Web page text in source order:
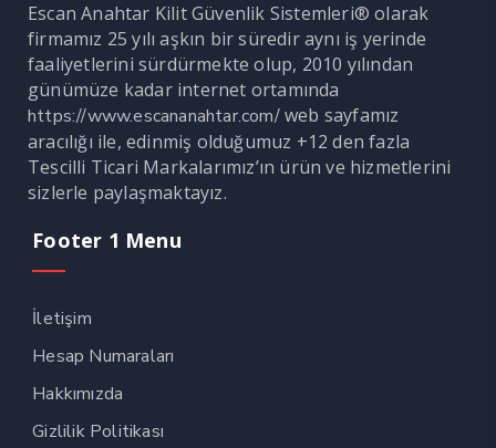
Escan Anahtar Kilit Güvenlik Sistemleri® olarak
firmamız 25 yılı aşkın bir süredir aynı iş yerinde
faaliyetlerini sürdürmekte olup, 2010 yılından
günümüze kadar internet ortamında
https://www.escananahtar.com/web sayfamız
aracılığı ile, edinmiş olduğumuz +12 den fazla
Tescilli Ticari Markalarımız’ın ürün ve hizmetlerini
sizlerle paylaşmaktayız.
Footer 1 Menu
İletişim
Hesap Numaraları
Hakkımızda
Gizlilik Politikası